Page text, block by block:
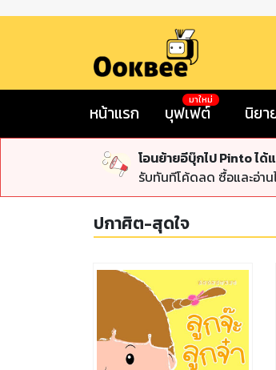
หน้าแรก บุฟเฟต์
มาใหม่
นิยา
โอนย้ายอีบุ๊กไป Pinto ได้
รับทันทีโค้ดลด ซื้อและอ่า
ปกาศิต-สุดใจ